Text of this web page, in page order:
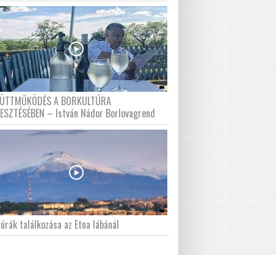
A BORKULTÚRA
– István Nádor Borlovagrend
találkozása az Etna lábánál